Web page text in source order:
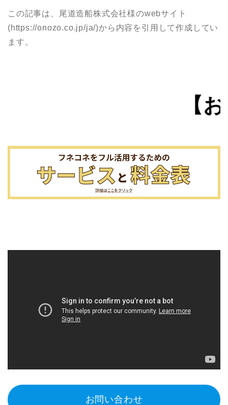
この記事は、尾道造船株式会社様のwebサイト
(https://onozo.co.jp/ja/)から内容を引用して作成してい
ます。
お問い合わせ